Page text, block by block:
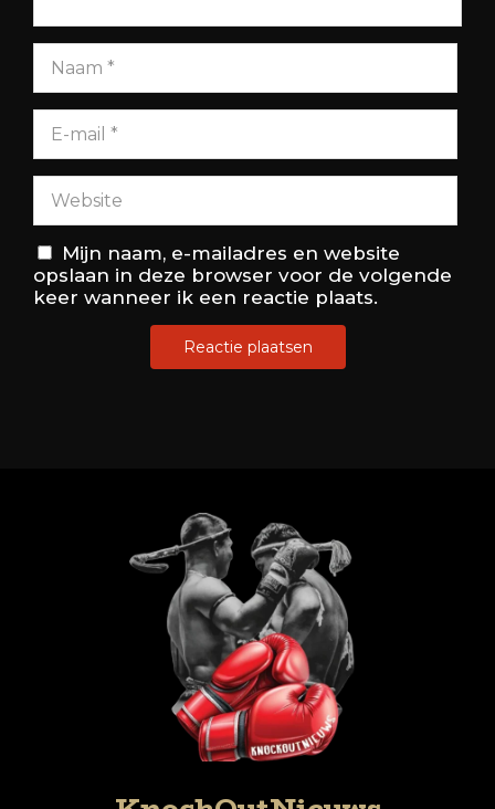
Mijn naam, e-mailadres en website
opslaan in deze browser voor de volgende
keer wanneer ik een reactie plaats.